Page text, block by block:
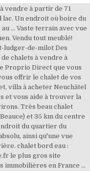
vendre à partir de 71
Un endroit où boire du
... Vaste terrain avec vue
Vendu tout meublé!
ludger-de-milot Des
chalets à vendre à
Proprio Direct que vous
offrir le chalet de vos
villa à acheter Neuchâtel
et vous aide à trouver la
Très beau chalet
et 35 km du centre
du quartier du
ainsi qu'une vue
chalet bord eau :
le plus gros site
immobilières en France ...